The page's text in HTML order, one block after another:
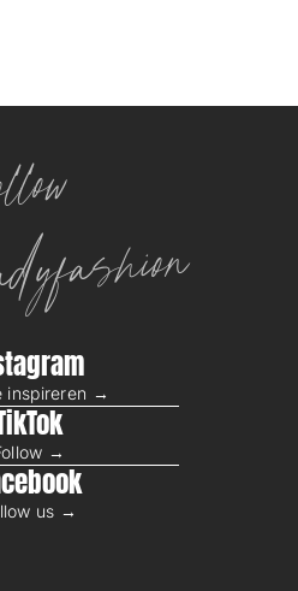
inspireren →
→
us →